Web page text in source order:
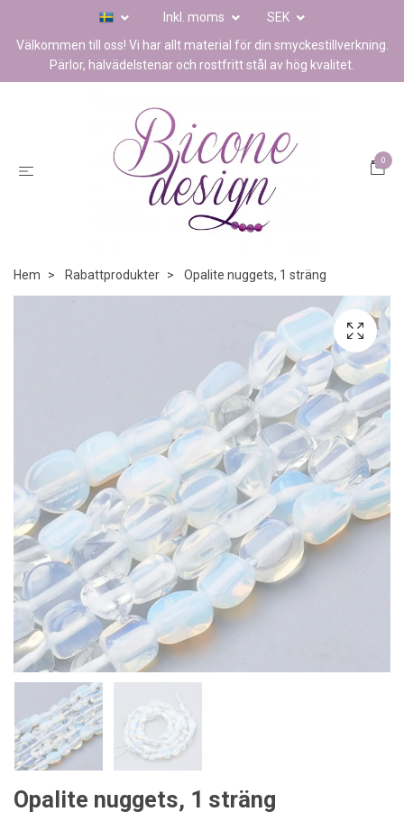
Inkl. moms
SEK
Välkommen till oss! Vi har allt material för din smyckestillverkning.
Pärlor, halvädelstenar och rostfritt stål av hög kvalitet.
0
Hem Rabattprodukter Opalite nuggets, 1 sträng
Opalite nuggets, 1 sträng